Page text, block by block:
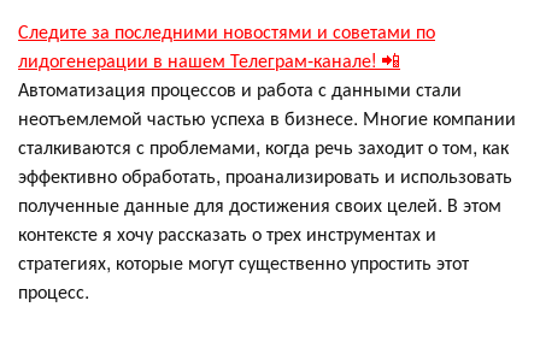
Следите за последними новостями и советами по
лидогенерации в нашем Телеграм-канале! 📲
Автоматизация процессов и работа с данными стали
неотъемлемой частью успеха в бизнесе. Многие компании
сталкиваются с проблемами, когда речь заходит о том, как
эффективно обработать, проанализировать и использовать
полученные данные для достижения своих целей. В этом
контексте я хочу рассказать о трех инструментах и
стратегиях, которые могут существенно упростить этот
процесс.